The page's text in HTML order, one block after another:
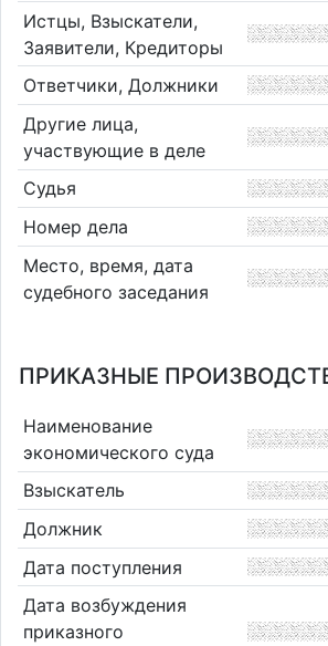
Истцы, Взыскатели,
Заявители, Кредиторы
Ответчики, Должники
Другие лица,
участвующие в деле
Судья
Номер дела
Место, время, дата
судебного заседания
ПРИКАЗНЫЕ
Наименование
экономического суда
Взыскатель
Должник
Дата поступления
Дата возбуждения
приказного